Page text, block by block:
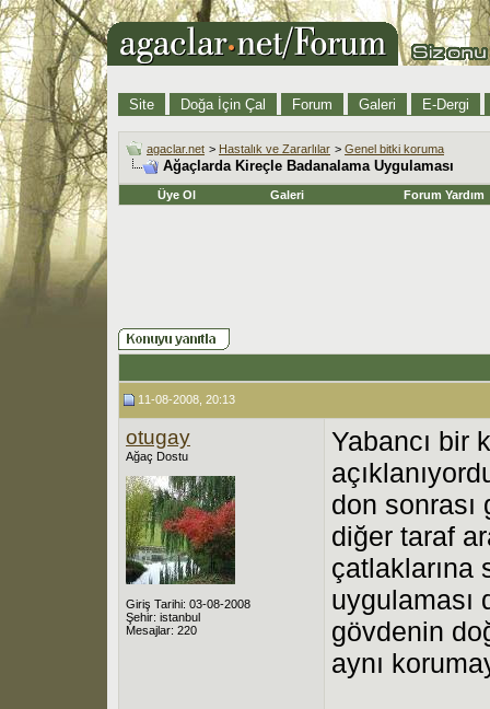
Site Doğa İçin Çal Forum Galeri E-Dergi
agaclar.net > Hastalık ve Zararlılar > Genel bitki koruma
Ağaçlarda Kireçle Badanalama Uygulaması
Üye Ol Galeri Forum Yardım
11-08-2008, 20:13
otugay
Ağaç Dostu
Giriş Tarihi: 03-08-2008
Şehir: istanbul
Mesajlar: 220
Yabancı bir
don sonrası
diğer taraf
çatlaklarına
uygulaması
gövdenin
aynı